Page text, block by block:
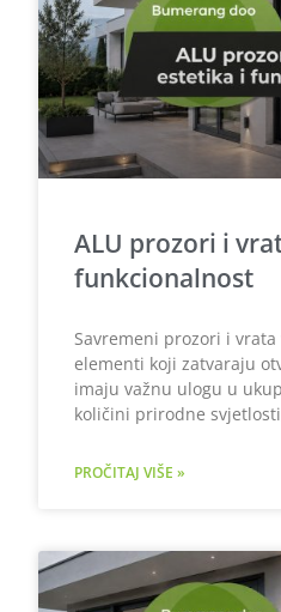
ALU prozori i
funkcionalnost
Savremeni prozori i
elementi koji zatvaraju
imaju važnu ulogu u
količini prirodne
PROČITAJ VIŠE »